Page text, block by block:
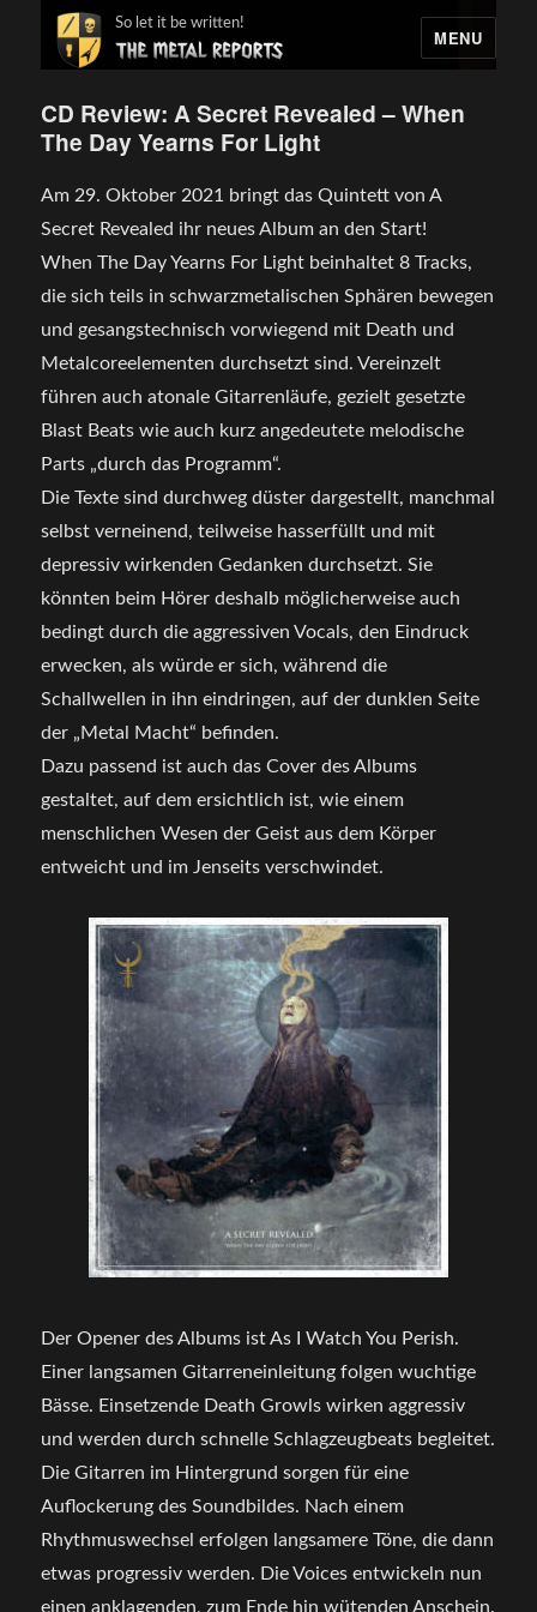
MENU
So let it be written!
CD Review: A Secret Revealed – When
The Day Yearns For Light
Am 29. Oktober 2021 bringt das Quintett von A
Secret Revealed ihr neues Album an den Start!
When The Day Yearns For Light beinhaltet 8 Tracks,
die sich teils in schwarzmetalischen Sphären bewegen
und gesangstechnisch vorwiegend mit Death und
Metalcoreelementen durchsetzt sind. Vereinzelt
führen auch atonale Gitarrenläufe, gezielt gesetzte
Blast Beats wie auch kurz angedeutete melodische
Parts „durch das Programm“.
Die Texte sind durchweg düster dargestellt, manchmal
selbst verneinend, teilweise hasserfüllt und mit
depressiv wirkenden Gedanken durchsetzt. Sie
könnten beim Hörer deshalb möglicherweise auch
bedingt durch die aggressiven Vocals, den Eindruck
erwecken, als würde er sich, während die
Schallwellen in ihn eindringen, auf der dunklen Seite
der „Metal Macht“ befinden.
Dazu passend ist auch das Cover des Albums
gestaltet, auf dem ersichtlich ist, wie einem
menschlichen Wesen der Geist aus dem Körper
entweicht und im Jenseits verschwindet.
Der Opener des Albums ist As I Watch You Perish.
Einer langsamen Gitarreneinleitung folgen wuchtige
Bässe. Einsetzende Death Growls wirken aggressiv
und werden durch schnelle Schlagzeugbeats begleitet.
Die Gitarren im Hintergrund sorgen für eine
Auflockerung des Soundbildes. Nach einem
Rhythmuswechsel erfolgen langsamere Töne, die dann
etwas progressiv werden. Die Voices entwickeln nun
einen anklagenden, zum Ende hin wütenden Anschein.